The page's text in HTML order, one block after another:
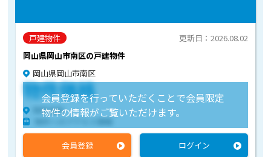
戸建物件
岡山県岡山市南区の戸建物件
更新日：2026.08.02
岡山県岡山市南区
会員登録を行っていただくことで会員限定
物件の情報がご覧いただけます。
物件価格
物件住所
会員登録 ログイン